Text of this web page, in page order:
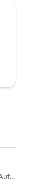
Unterkünfte für längere Aufenthalte